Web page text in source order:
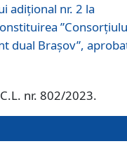
adițional nr. 2 la
dual Brașov”,
nr. 802/2023.